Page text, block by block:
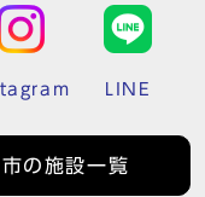
LINE
市の施設一覧